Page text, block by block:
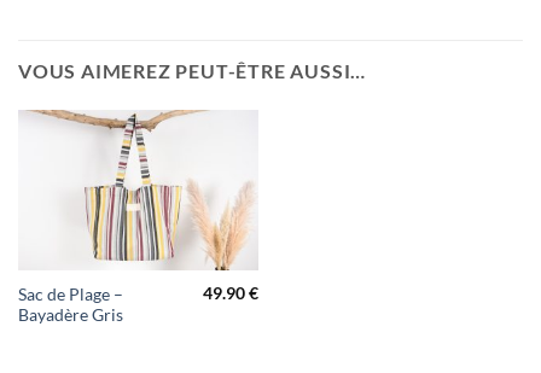
VOUS AIMEREZ PEUT-ÊTRE AUSSI…
Sac de Plage –
Bayadère Gris
49.90€